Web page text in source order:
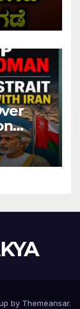
!
by Themeansar.